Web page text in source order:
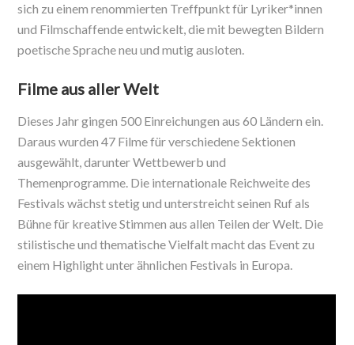
sich zu einem renommierten Treffpunkt für Lyriker*innen
und Filmschaffende entwickelt, die mit bewegten Bildern
poetische Sprache neu und mutig ausloten.
Filme aus aller Welt
Dieses Jahr gingen 500 Einreichungen aus 60 Ländern ein.
Daraus wurden 47 Filme für verschiedene Sektionen
ausgewählt, darunter Wettbewerb und
Themenprogramme. Die internationale Reichweite des
Festivals wächst stetig und unterstreicht seinen Ruf als
Bühne für kreative Stimmen aus allen Teilen der Welt. Die
stilistische und thematische Vielfalt macht das Event zu
einem Highlight unter ähnlichen Festivals in Europa.